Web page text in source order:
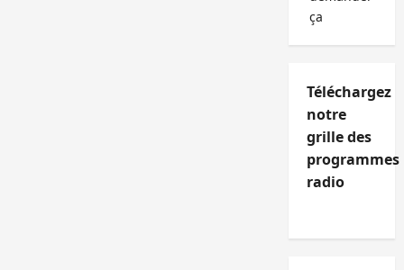
ça
Téléchargez
notre
grille des
programmes
radio